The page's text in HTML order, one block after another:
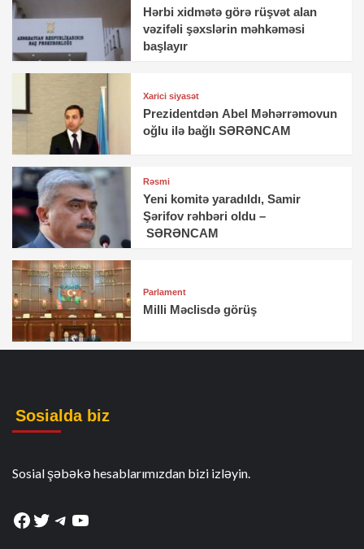
Hərbi xidmətə görə rüşvət alan
vəzifəli şəxslərin məhkəməsi
başlayır
Xarici siyasət
Prezidentdən Abel Məhərrəmovun
oğlu ilə bağlı SƏRƏNCAM
Rəsmi
Yeni komitə yaradıldı, Samir
Şərifov rəhbəri oldu –
SƏRƏNCAM
Parlament
Milli Məclisdə görüş
Sosialda biz
Sosial şəbəkə hesablarımızdan bizi izləyin.
Facebook
Twitter
Telegram
YouTube